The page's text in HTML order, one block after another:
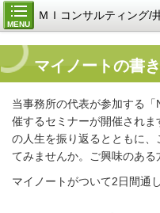
MENU
ＭＩコンサルティング/
マイノートの書
当事務所の代表が参加する
催するセミナーが開催され
の人生を振り返るとともに
てみませんか。ご興味のある
マイノートがついて2日間通